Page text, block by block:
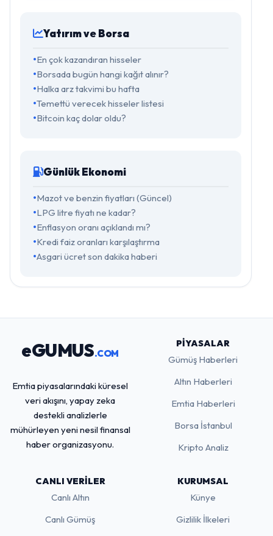
Yatırım ve Borsa
En çok kazandıran hisseler
Borsada bugün hangi kağıt alınır?
Halka arz takvimi bu hafta
Temettü verecek hisseler listesi
Bitcoin kaç dolar oldu?
Günlük Ekonomi
Mazot ve benzin fiyatları (Güncel)
LPG litre fiyatı ne kadar?
Enflasyon oranı açıklandı mı?
Kredi faiz oranları karşılaştırma
Asgari ücret son dakika haberi
eGUMUS.COM
Emtia piyasalarındaki küresel
veri akışını, yapay zeka
destekli analizlerle
mühürleyen yeni nesil finansal
haber organizasyonu.
PIYASALAR
Gümüş Haberleri
Altın Haberleri
Emtia Haberleri
Borsa İstanbul
Kripto Analiz
CANLI VERILER
Canlı Altın
Canlı Gümüş
KURUMSAL
Künye
Gizlilik İlkeleri